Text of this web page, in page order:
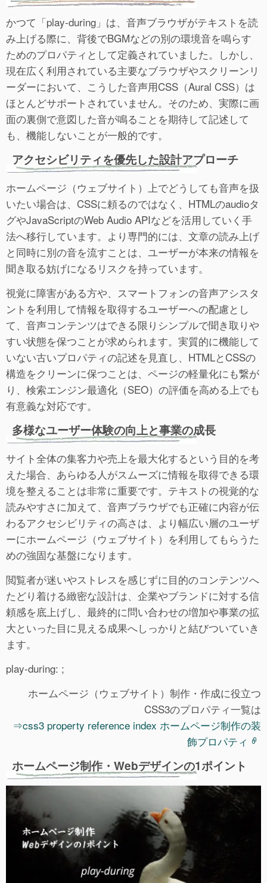
かつて「play-during」は、音声ブラウザがテキストを読
み上げる際に、背後でBGMなどの別の環境音を鳴らす
ためのプロパティとして定義されていました。しかし、
現在広く利用されている主要なブラウザやスクリーンリ
ーダーにおいて、こうした音声用CSS（Aural CSS）は
ほとんどサポートされていません。そのため、実際に画
面の裏側で意図した音が鳴ることを期待して記述して
も、機能しないことが一般的です。
アクセシビリティを優先した設計アプローチ
ホームページ（ウェブサイト）上でどうしても音声を扱
いたい場合は、CSSに頼るのではなく、HTMLのaudioタ
グやJavaScriptのWeb Audio APIなどを活用していく手
法へ移行しています。より専門的には、文章の読み上げ
と同時に別の音を流すことは、ユーザーが本来の情報を
聞き取る妨げになるリスクを持っています。
視覚に障害がある方や、スマートフォンの音声アシスタ
ントを利用して情報を取得するユーザーへの配慮とし
て、音声コンテンツはできる限りシンプルで聞き取りや
すい状態を保つことが求められます。実質的に機能して
いない古いプロパティの記述を見直し、HTMLとCSSの
構造をクリーンに保つことは、ページの軽量化にも繋が
り、検索エンジン最適化（SEO）の評価を高める上でも
有意義な対応です。
多様なユーザー体験の向上と事業の成長
サイト全体の集客力や売上を最大化するという目的を考
えた場合、あらゆる人がスムーズに情報を取得できる環
境を整えることは非常に重要です。テキストの視覚的な
読みやすさに加えて、音声ブラウザでも正確に内容が伝
わるアクセシビリティの高さは、より幅広い層のユーザ
ーにホームページ（ウェブサイト）を利用してもらうた
めの強固な基盤になります。
閲覧者が迷いやストレスを感じずに目的のコンテンツへ
たどり着ける緻密な設計は、企業やブランドに対する信
頼感を底上げし、最終的に問い合わせの増加や事業の拡
大といった目に見える成果へしっかりと結びついていき
ます。
play-during: ;
ホームページ（ウェブサイト）制作・作成に役立つ
CSS3のプロパティ一覧は
⇒css3 property reference index ホームページ制作の装
飾プロパティ
ホームページ制作・Webデザインの1ポイント